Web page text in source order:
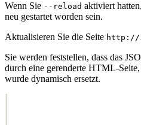
Wenn Sie --reload aktiviert
neu gestartet worden sein.
Aktualisieren Sie die Seite http://
Sie werden feststellen, dass das
durch eine gerenderte HTML-
wurde dynamisch ersetzt.